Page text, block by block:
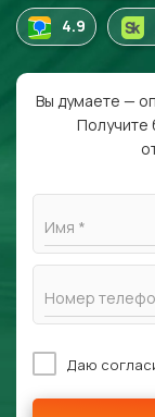
4.9
Вы думаете —
Получите
Имя *
Номер
Даю